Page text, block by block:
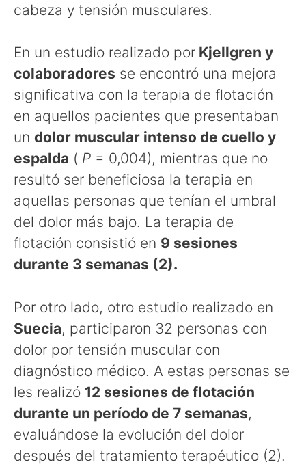
cabeza y tensión musculares.
En un estudio realizado por Kjellgren y
colaboradores se encontró una mejora
significativa con la terapia de flotación
en aquellos pacientes que presentaban
un dolor muscular intenso de cuello y
espalda ( P = 0,004), mientras que no
resultó ser beneficiosa la terapia en
aquellas personas que tenían el umbral
del dolor más bajo. La terapia de
flotación consistió en 9 sesiones
durante 3 semanas (2).
Por otro lado, otro estudio realizado en
Suecia, participaron 32 personas con
dolor por tensión muscular con
diagnóstico médico. A estas personas se
les realizó 12 sesiones de flotación
durante un período de 7 semanas,
evaluándose la evolución del dolor
después del tratamiento terapéutico (2).